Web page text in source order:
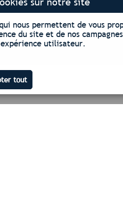
nous permettent de vous
du site et de nos
utilisateur.